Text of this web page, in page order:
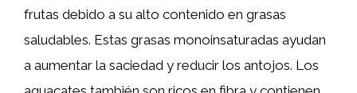
frutas debido a su alto contenido en grasas
saludables. Estas grasas monoinsaturadas ayudan
a aumentar la saciedad y reducir los antojos. Los